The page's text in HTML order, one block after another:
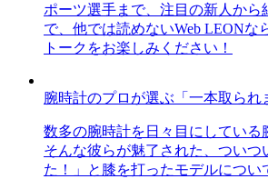
ポーツ選手まで、注目の新人から
で、他では読めないWeb LEONな
トークをお楽しみください！
腕時計のプロが選ぶ「一本取られ
数多の腕時計を日々目にしている
そんな彼らが魅了された、ついつ
た！」と膝を打ったモデルについ